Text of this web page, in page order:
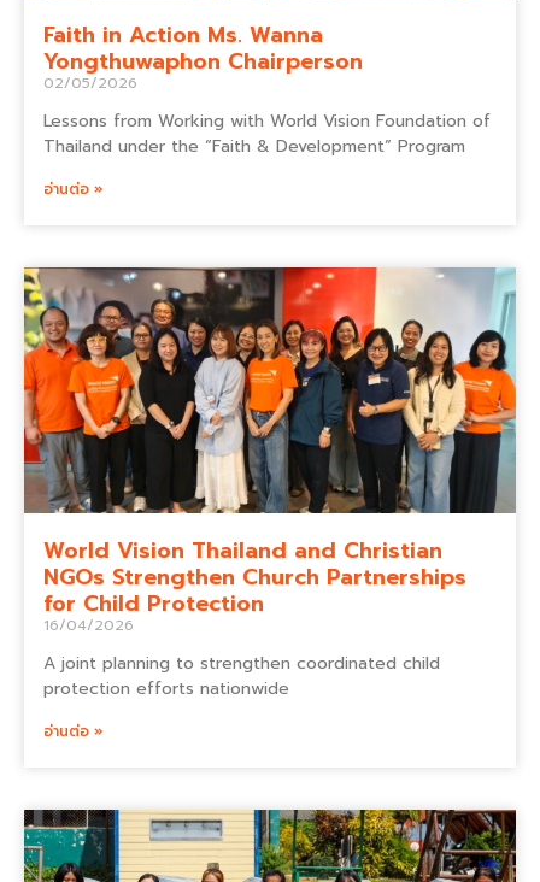
Faith in Action Ms. Wanna
Yongthuwaphon Chairperson
02/05/2026
Lessons from Working with World Vision Foundation of
Thailand under the “Faith & Development” Program
อ่านต่อ »
World Vision Thailand and Christian
NGOs Strengthen Church Partnerships
for Child Protection
16/04/2026
A joint planning to strengthen coordinated child
protection efforts nationwide
อ่านต่อ »